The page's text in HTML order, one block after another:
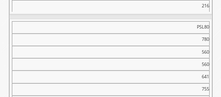
216
PSL80
780
560
560
641
755